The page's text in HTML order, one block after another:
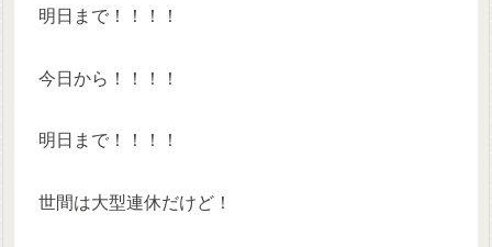
明日まで！！！！
今日から！！！！
明日まで！！！！
世間は大型連休だけど！